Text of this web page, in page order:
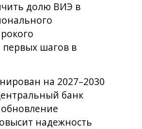
долю ВИЭ в
первых шагов в
на 2027–2030
банк
обновление
надежность